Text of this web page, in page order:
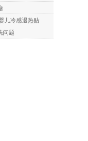
儿冷感退热贴
问题